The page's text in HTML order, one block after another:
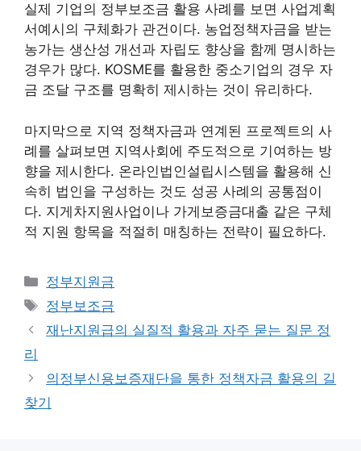
실제 기업의 정부보조금 활용 사례를 보면 사업계획
서예시의 구체화가 관건이다. 농업정책자금을 받는
농가는 생산성 개선과 자립도 향상을 함께 명시하는
경우가 많다. KOSME를 활용한 중소기업의 경우 자
금 조달 구조를 명확히 제시하는 것이 유리하다.
마지막으로 지역 정책자금과 연계된 프로젝트의 사
례를 살펴보면 지역사회에 주도적으로 기여하는 방
향을 제시한다. 온라인법인설립시스템을 활용해 신
속히 법인을 구성하는 것도 성공 사례의 공통점이
다. 지게차지원사업이나 가게보증금대출 같은 구체
적 지원 항목을 적절히 매칭하는 전략이 필요하다.
카
테
고
리
정부지원금
태
그
정부보조금
재난지원급의 실질적 활용과 자주 묻는 질문 정
리
의정부신용보증재단을 통한 정책자금 활용의 길
찾기